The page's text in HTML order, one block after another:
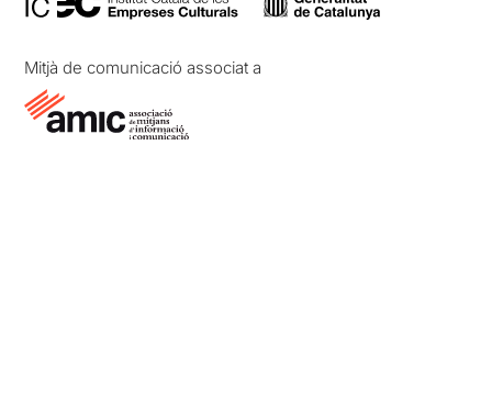
Mitjà de comunicació associat a